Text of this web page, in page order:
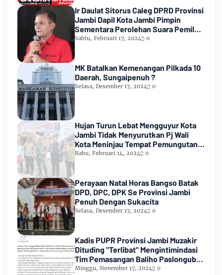
Ir Daulat Sitorus Caleg DPRD Provinsi
Jambi Dapil Kota Jambi Pimpin
Sementara Perolehan Suara Pemilu
2024
Sabtu, Februari 17, 2024 0
MK Batalkan Kemenangan Pilkada 10
Daerah, Sungaipenuh ?
Selasa, Desember 17, 2024 0
Hujan Turun Lebat Mengguyur Kota
Jambi Tidak Menyurutkan Pj Wali
Kota Meninjau Tempat Pemungutan
Suara Pemilu 2024
Rabu, Februari 14, 2024 0
Perayaan Natal Horas Bangso Batak
DPD, DPC, DPK Se Provinsi Jambi
Penuh Dengan Sukacita
Selasa, Desember 17, 2024 0
Kadis PUPR Provinsi Jambi Muzakir
Dituding "Terlibat" Mengintimindasi
Tim Pemasangan Baliho Paslongub
Romi-Sudirman
Minggu, November 17, 2024 0